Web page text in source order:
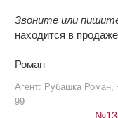
Звоните или
находится в
Роман
Агент: Рубашка Роман,
99